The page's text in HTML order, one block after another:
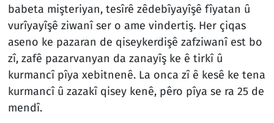
babeta mişteriyan, tesîrê zêdebîyayîşê fîyatan û
vurîyayîşê ziwanî ser o ame vindertiş. Her çiqas
aseno ke pazaran de qiseykerdişê zafziwanî est bo
zî, zafê pazarvanyan da zanayîş ke ê tirkî û
kurmancî pîya xebitnenê. La onca zî ê kesê ke tena
kurmancî û zazakî qisey kenê, pêro pîya se ra 25 de
mendî.